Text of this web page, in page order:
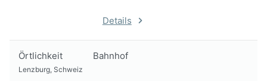
Details
Örtlichkeit Bahnhof
Lenzburg, Schweiz